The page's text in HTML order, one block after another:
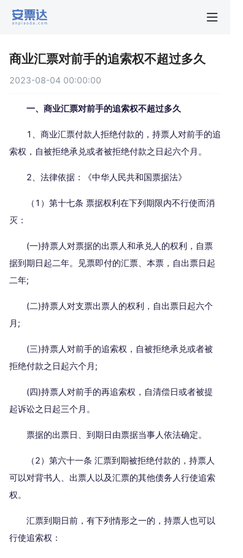
商业汇票对前手的追索权不超过多久
2023-08-04 00:00:00
一、商业汇票对前手的追索权不超过多久
1、商业汇票付款人拒绝付款的，持票人对前手的追
索权，自被拒绝承兑或者被拒绝付款之日起六个月。
2、法律依据：《中华人民共和国票据法》
（1）第十七条 票据权利在下列期限内不行使而消
灭：
(一)持票人对票据的出票人和承兑人的权利，自票
据到期日起二年。见票即付的汇票、本票，自出票日起
二年;
(二)持票人对支票出票人的权利，自出票日起六个
月;
(三)持票人对前手的追索权，自被拒绝承兑或者被
拒绝付款之日起六个月;
(四)持票人对前手的再追索权，自清偿日或者被提
起诉讼之日起三个月。
票据的出票日、到期日由票据当事人依法确定。
（2）第六十一条 汇票到期被拒绝付款的，持票人
可以对背书人、出票人以及汇票的其他债务人行使追索
权。
汇票到期日前，有下列情形之一的，持票人也可以
行使追索权：